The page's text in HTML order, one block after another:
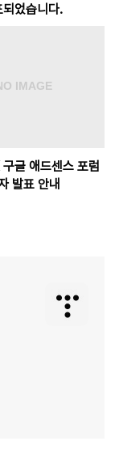
었습니다.
글 애드센스 포럼
발표 안내